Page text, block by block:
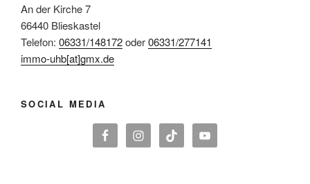
An der Kirche 7
66440 Blieskastel
Telefon: 06331/148172oder06331/277141
immo-uhb[at]gmx.de
SOCIAL MEDIA